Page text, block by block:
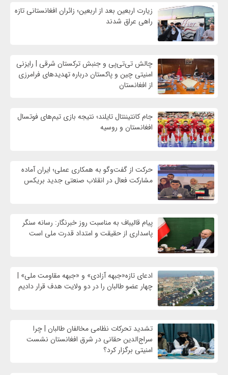
زیارت اربعین بعد از اربعین؛ زائران افغانستانی تازه
راهی عراق شدند
چالش تی‌تی‌پی و جنبش ترکستان شرقی | رایزنی
امنیتی چین و پاکستان درباره تهدیدهای فرامرزی
از افغانستان
جام کانتیننتال تایلند؛ نتیجه بازی تیم‌های فوتسال
افغانستان و روسیه
حرکت از گفت‌وگو به همکاری عملی؛ ایران آماده
مشارکت فعال در انقلاب صنعتی جدید بریکس
پیام قالیباف به مناسبت روز خبرنگار: رسانه سنگر
پاسداری از حقیقت و امتداد قدرت ملی است
ادعای تازه«جبهه آزادی» و «جبهه مقاومت ملی» |
چهار عضو طالبان را در دو ولایت هدف قرار دادیم
تشدید تحرکات نظامی مخالفان طالبان | چرا
سراج‌الدین حقانی در شرق افغانستان نشست
امنیتی برگزار کرد؟